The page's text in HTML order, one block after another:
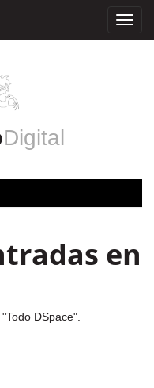
Digital
en
DSpace".